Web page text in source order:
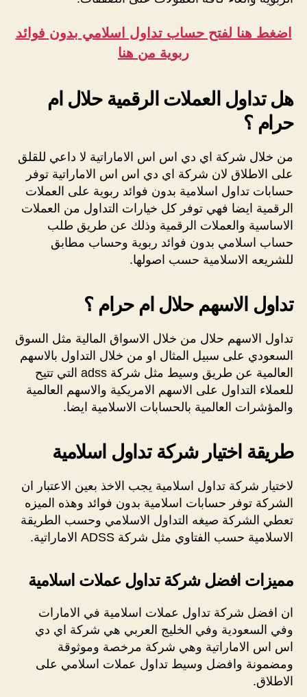
اضغط هنا لفتح حساب تداول اسلامي بدون فوائد
ربوية من هنا
هل تداول العملات الرقمية حلال ام
حرام ؟
من خلال شركة اي دي اس اس الاماراتية لا داعي للقلق
على الاطلاق لان شركة اي دي اس اس الاماراتية توفر
حسابات تداول اسلامية بدون فوائد ربوية على العملات
الرقمية ايضا فهي توفر كل خيارات التداول من العملات
الاساسية والعملات الرقمية وذلك عن طريق طلب
حساب اسلامي بدون فوائد ربوية وحساب مطابق
للشريعه الاسلامية حسب اصولها.
تداول الاسهم حلال ام حرام ؟
تداول الاسهم حلال من خلال الاسواق المالية مثل السوق
السعودي على سبيل المثال او من خلال التداول بالاسهم
العالمية عن طريق وسيط مثل شركة adss التي تتيح
للعملاء التداول على الاسهم الامريكية والاسهم العالمية
والمؤشرات العالمية بالحسابات الاسلامية ايضا.
طريقة اختيار شركة تداول اسلامية
لاختيار شركة تداول اسلامية يجب الاخذ بعين الاعتبار ان
الشركة توفر حسابات اسلامية بدون فوائد وهذه الميزه
تعطي الشركة صيغه التداول الاسلامي وحسب الطريقة
الاسلامية حسب الفتاوي مثل شركة ADSS الاماراتية.
مميزات افضل شركة تداول عملات اسلامية
ان افضل شركة تداول عملات اسلامية في الامارات
وفي السعودية وفي الخليج العربي هي شركة اي دي
اس اس الاماراتية وهي شركة مرخصة وموثوقة
ومضمونة وافضل وسيط تداول عملات اسلامي على
الاطلاق.